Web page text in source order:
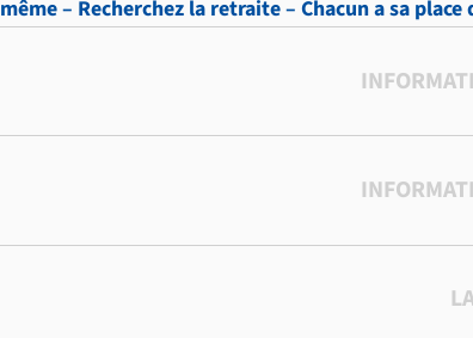
– Recherchez la retraite – Chacun a sa